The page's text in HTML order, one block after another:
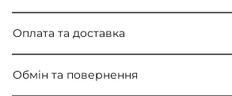
Оплата та доставка
Обмін та повернення